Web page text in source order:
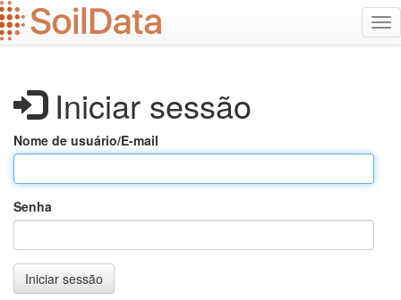
Ir
para
o
Iniciar sessão
Nome de usuário/E-mail
Senha
Iniciar sessão